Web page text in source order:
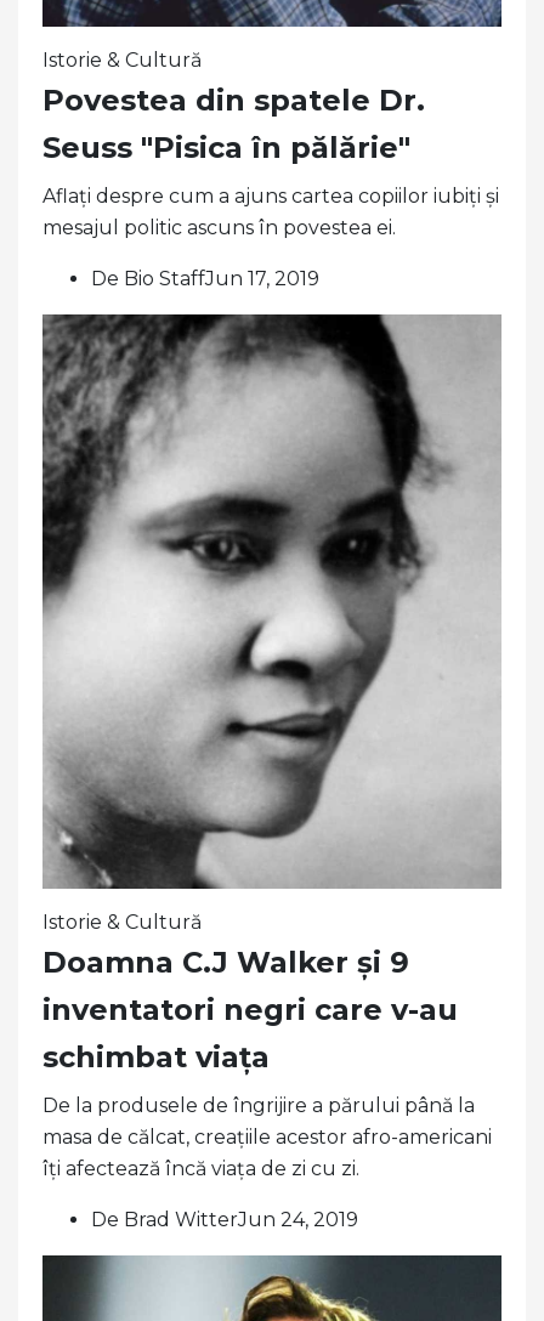
Istorie & Cultură
Povestea din spatele Dr.
Seuss "Pisica în pălărie"
Aflați despre cum a ajuns cartea copiilor iubiți și
mesajul politic ascuns în povestea ei.
De Bio StaffJun 17, 2019
Istorie & Cultură
Doamna C.J Walker și 9
inventatori negri care v-au
schimbat viața
De la produsele de îngrijire a părului până la
masa de călcat, creațiile acestor afro-americani
îți afectează încă viața de zi cu zi.
De Brad WitterJun 24, 2019